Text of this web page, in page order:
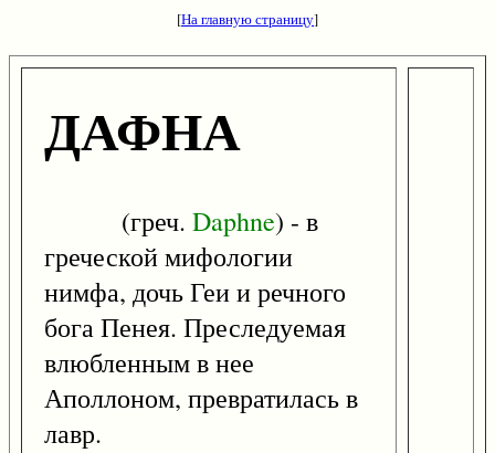
[На главную страницу]
ДАФНА
(греч. Daphne) - в
греческой мифологии
нимфа, дочь Геи и речного
бога Пенея. Преследуемая
влюбленным в нее
Аполлоном, превратилась в
лавр.